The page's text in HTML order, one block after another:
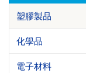
塑膠製品
化學品
電子材料